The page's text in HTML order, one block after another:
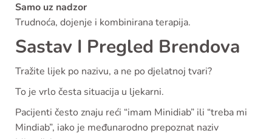
Samo uz nadzor
Trudnoća, dojenje i kombinirana terapija.
Sastav I Pregled Brendova
Tražite lijek po nazivu, a ne po djelatnoj tvari?
To je vrlo česta situacija u ljekarni.
Pacijenti često znaju reći “imam Minidiab” ili “treba mi
Mindiab”, iako je međunarodno prepoznat naziv